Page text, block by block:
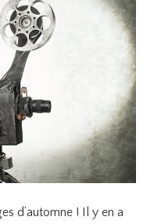
d’automne ! Il y en a